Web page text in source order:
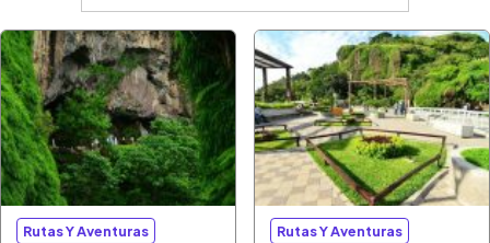
Rutas Y Aventuras Rutas Y Aventuras